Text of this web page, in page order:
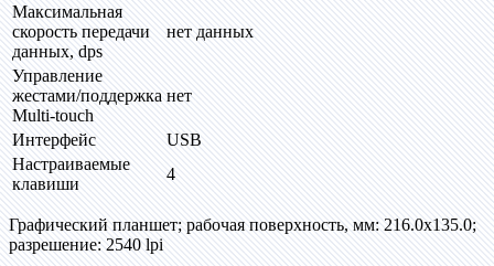
Максимальная
скорость передачи
данных, dps
нет данных
Управление
жестами/поддержка
Multi-touch
нет
Интерфейс
USB
Настраиваемые
клавиши
4
Графический планшет; рабочая поверхность, мм: 216.0x135.0;
разрешение: 2540 lpi